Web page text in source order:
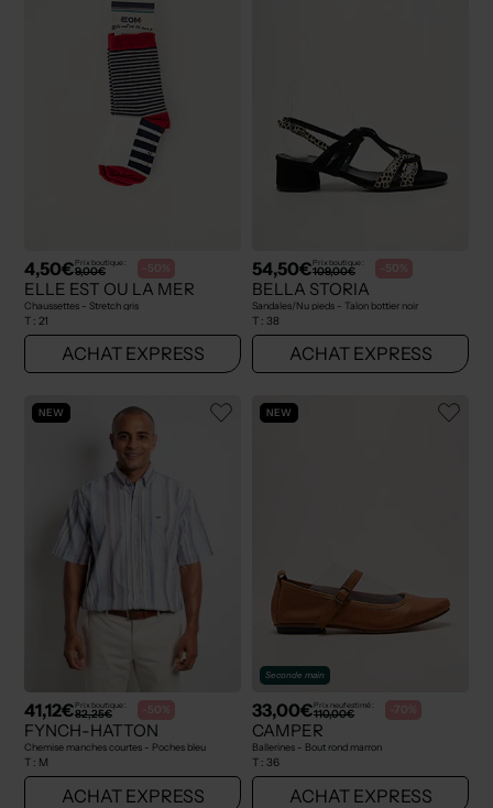
4,50€Prix boutique :
9,00€ -50%
ELLE EST OU LA MER
Chaussettes - Stretch gris
T : 21
ACHAT EXPRESS
54,50€Prix boutique :
109,00€ -50%
BELLA STORIA
Sandales/Nu pieds - Talon bottier noir
T : 38
ACHAT EXPRESS
NEW
41,12€Prix boutique :
82,25€ -50%
FYNCH-HATTON
Chemise manches courtes - Poches bleu
T : M
ACHAT EXPRESS
NEW
Seconde main
33,00€Prix neuf estimé :
110,00€ -70%
CAMPER
Ballerines - Bout rond marron
T : 36
ACHAT EXPRESS